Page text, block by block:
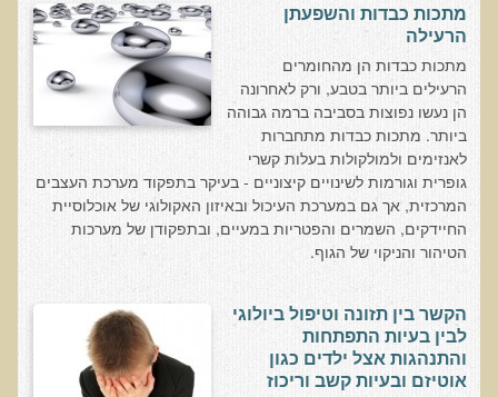
התקווה היחידה כאשר מאובחנים עם סרטן
אנחנו מאושרים מאוד שביצענו ואת הבדיקה וממליצים בחום לכל מי
שסובל לעשות אותה.
הבריאות של כל המשפחה השתפרה
אסירי תודה לך על השבת הבריאות שלנו
תודה דר' עדיאל שהצלת את חיי!
אודות
ענבל ליבסקי, Bsc, ND
ד"ר גבריאל שמלוב MD
ד"ר עדיאל תל-אורן
מתכות כבדות והשפעתן
הרעילה
מתכות כבדות הן מהחומרים
הרעילים ביותר בטבע, ורק לאחרונה
הן נעשו נפוצות בסביבה ברמה גבוהה
ביותר. מתכות כבדות מתחברות
לאנזימים ולמולקולות בעלות קשרי
גופרית וגורמות לשינויים קיצוניים - בעיקר בתפקוד מערכת העצבים
המרכזית, אך גם במערכת העיכול ובאיזון האקולוגי של אוכלוסיית
החיידקים, השמרים והפטריות במעיים, ובתפקודן של מערכות
הטיהור והניקוי של הגוף.
הקשר בין תזונה וטיפול ביולוגי
לבין בעיות התפתחות
והתנהגות אצל ילדים כגון
אוטיזם ובעיות קשב וריכוז